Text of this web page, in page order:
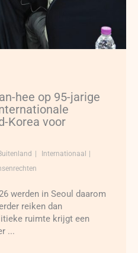
hee op 95-jarige
Korea voor
Internationaal
werden in Seoul daarom
reiken dan
ruimte krijgt een
...